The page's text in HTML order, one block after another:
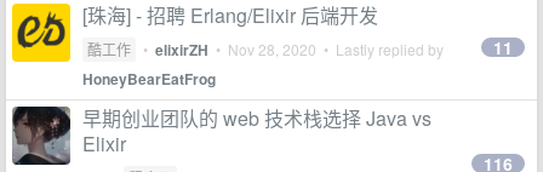
[珠海] - 招聘 Erlang/Elixir 后端开发
酷工作 • elixirZH • Nov 28, 2020 • Lastly replied by
HoneyBearEatFrog
11
早期创业团队的 web 技术栈选择 Java vs
Elixir
116